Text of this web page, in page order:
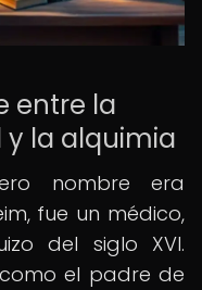
entre la
la alquimia
nombre era
fue un médico,
del siglo XVI.
el padre de